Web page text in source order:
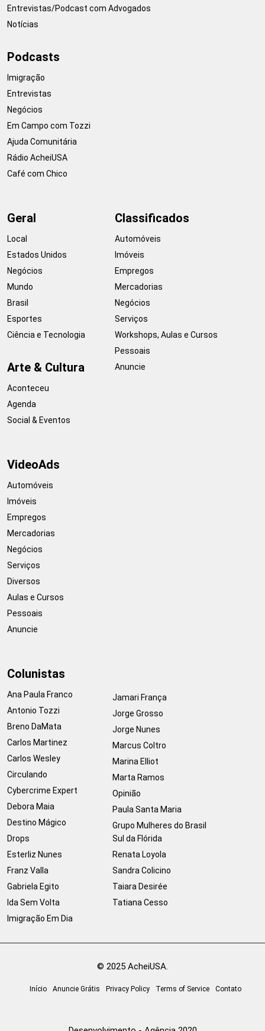
Entrevistas/Podcast com Advogados
Notícias
Podcasts
Imigração
Entrevistas
Negócios
Em Campo com Tozzi
Ajuda Comunitária
Rádio AcheiUSA
Café com Chico
Geral
Local
Estados Unidos
Negócios
Mundo
Brasil
Esportes
Ciência e Tecnologia
Arte & Cultura
Aconteceu
Agenda
Social & Eventos
Classificados
Automóveis
Imóveis
Empregos
Mercadorias
Negócios
Serviços
Workshops, Aulas e Cursos
Pessoais
Anuncie
VideoAds
Automóveis
Imóveis
Empregos
Mercadorias
Negócios
Serviços
Diversos
Aulas e Cursos
Pessoais
Anuncie
Colunistas
Ana Paula Franco
Antonio Tozzi
Breno DaMata
Carlos Martinez
Carlos Wesley
Circulando
Cybercrime Expert
Debora Maia
Destino Mágico
Drops
Esterliz Nunes
Franz Valla
Gabriela Egito
Ida Sem Volta
Imigração Em Dia
Jamari França
Jorge Grosso
Jorge Nunes
Marcus Coltro
Marina Elliot
Marta Ramos
Opinião
Paula Santa Maria
Grupo Mulheres do Brasil
Sul da Flórida
Renata Loyola
Sandra Colicino
Taiara Desirée
Tatiana Cesso
© 2025 AcheiUSA.
Início Anuncie Grátis Privacy Policy Terms of Service Contato